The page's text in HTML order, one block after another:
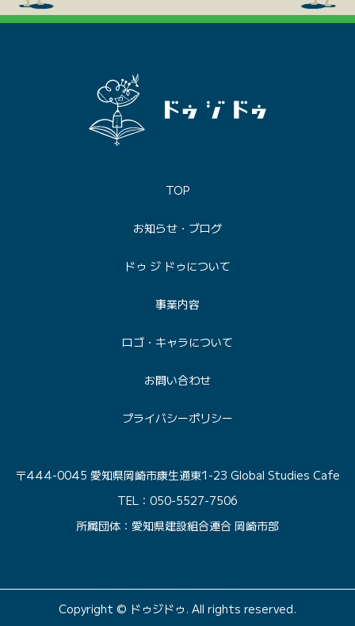
TOP
お知らせ・ブログ
ドゥ ジ ドゥについて
事業内容
ロゴ・キャラについて
お問い合わせ
プライバシーポリシー
〒444-0045 愛知県岡崎市康生通東1-23 Global Studies Cafe
TEL：050-5527-7506
所属団体：愛知県建設組合連合 岡崎市部
Copyright © ドゥジドゥ. All rights reserved.